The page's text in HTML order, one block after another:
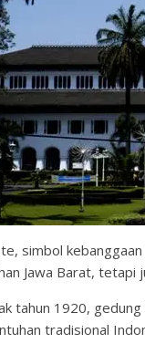
simbol
Jawa Barat, tetapi
tahun 1920,
tradisional